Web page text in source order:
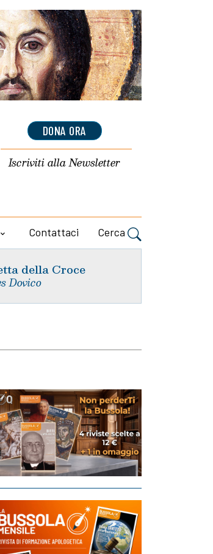
DONA ORA
Iscriviti allaNewsletter
Contattaci Cerca
della Croce
Dovico